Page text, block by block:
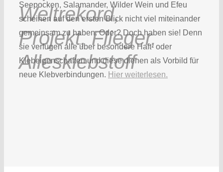
Seepocken, Salamander, Wilder Wein und Efeu
scheinen auf den ersten Blick nicht viel miteinander
gemeinsam zu haben. Oder? Doch haben sie! Denn
sie verfügen alle über besondere Haft- oder
Klebeigenschaften und diese dienen als Vorbild für
neue Klebverbindungen. Hier weiterlesen.